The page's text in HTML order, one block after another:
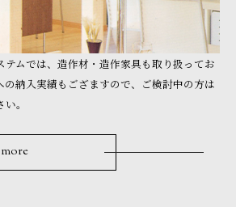
ムでは、造作材・造作家具も取り扱ってお
の納入実績もござますので、ご検討中の方は
。